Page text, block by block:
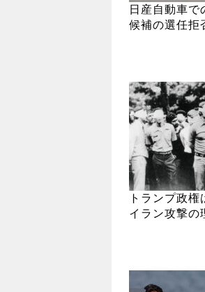
日産自動車で
候補の選任拒
トランプ政権
イラン攻撃の